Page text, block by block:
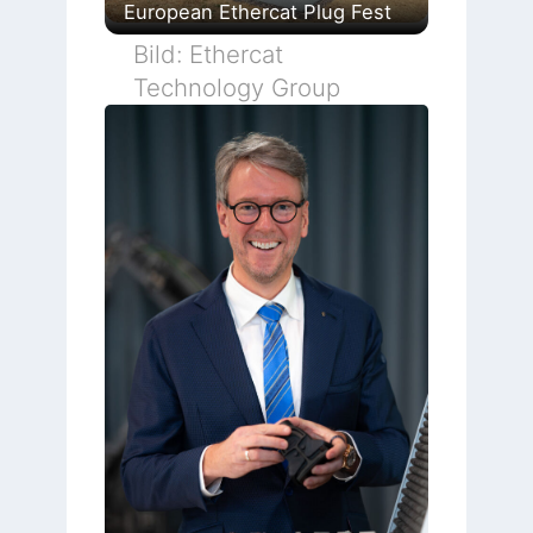
European Ethercat Plug Fest
Bild: Ethercat
Technology Group